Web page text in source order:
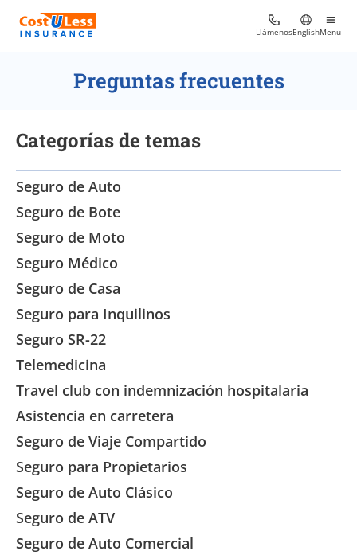
LlámenosEnglishMenu
Preguntas frecuentes
Categorías de temas
Seguro de Auto
Seguro de Bote
Seguro de Moto
Seguro Médico
Seguro de Casa
Seguro para Inquilinos
Seguro SR-22
Telemedicina
Travel club con indemnización hospitalaria
Asistencia en carretera
Seguro de Viaje Compartido
Seguro para Propietarios
Seguro de Auto Clásico
Seguro de ATV
Seguro de Auto Comercial